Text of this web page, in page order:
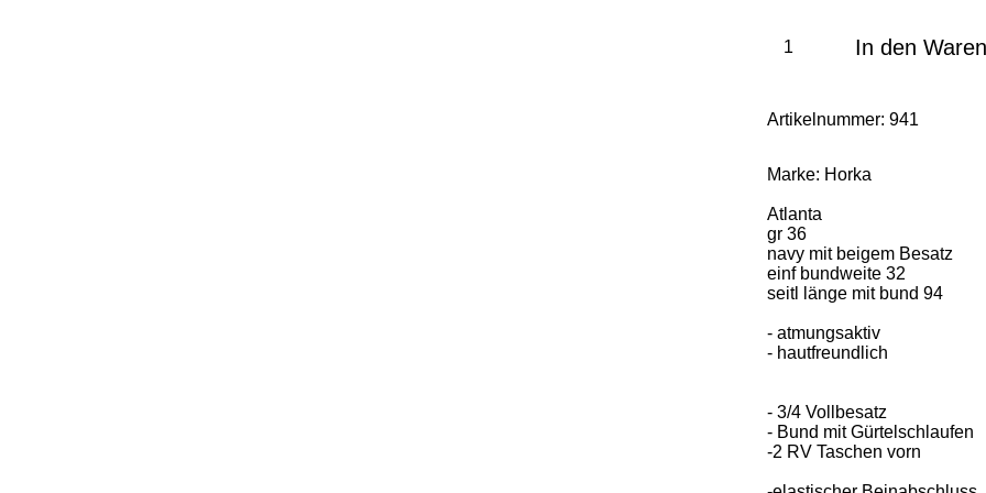
In den
Artikelnummer: 941
Marke: Horka
Atlanta
gr 36
navy mit beigem Besatz
einf bundweite 32
seitl länge mit bund 94
- atmungsaktiv
- hautfreundlich
- 3/4 Vollbesatz
- Bund mit Gürtelschlaufen
-2 RV Taschen vorn